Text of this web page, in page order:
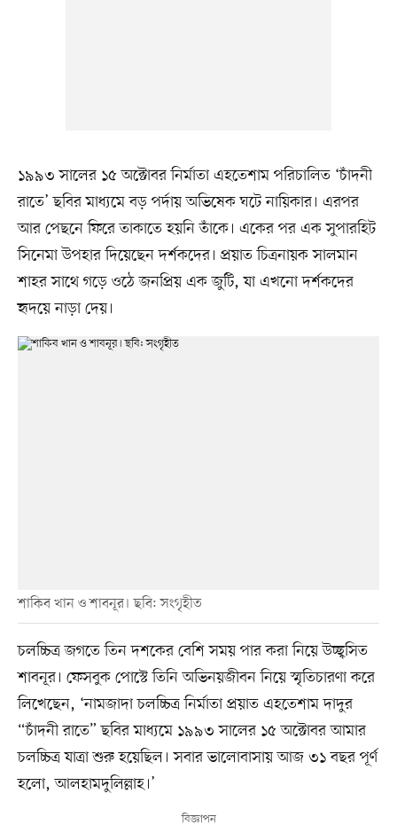
১৯৯৩ সালের ১৫ অক্টোবর নির্মাতা এহতেশাম পরিচালিত ‘চাঁদনী
রাতে’ ছবির মাধ্যমে বড় পর্দায় অভিষেক ঘটে নায়িকার। এরপর
আর পেছনে ফিরে তাকাতে হয়নি তাঁকে। একের পর এক সুপারহিট
সিনেমা উপহার দিয়েছেন দর্শকদের। প্রয়াত চিত্রনায়ক সালমান
শাহর সাথে গড়ে ওঠে জনপ্রিয় এক জুটি, যা এখনো দর্শকদের
হৃদয়ে নাড়া দেয়।
শাকিব খান ও শাবনূর। ছবি: সংগৃহীত
চলচ্চিত্র জগতে তিন দশকের বেশি সময় পার করা নিয়ে উচ্ছ্বসিত
শাবনূর। ফেসবুক পোস্টে তিনি অভিনয়জীবন নিয়ে স্মৃতিচারণা করে
লিখেছেন, ‘নামজাদা চলচ্চিত্র নির্মাতা প্রয়াত এহতেশাম দাদুর
“চাঁদনী রাতে” ছবির মাধ্যমে ১৯৯৩ সালের ১৫ অক্টোবর আমার
চলচ্চিত্র যাত্রা শুরু হয়েছিল। সবার ভালোবাসায় আজ ৩১ বছর পূর্ণ
হলো, আলহামদুলিল্লাহ।’